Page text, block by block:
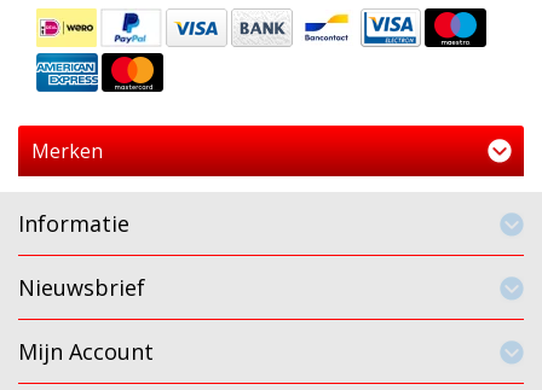
Merken
Informatie
Nieuwsbrief
Mijn Account